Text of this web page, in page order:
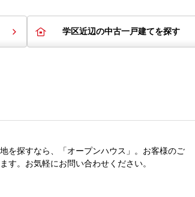
学区近辺の中古一戸建てを探す
を探すなら、「オープンハウス」。お客様のご
す。お気軽にお問い合わせください。